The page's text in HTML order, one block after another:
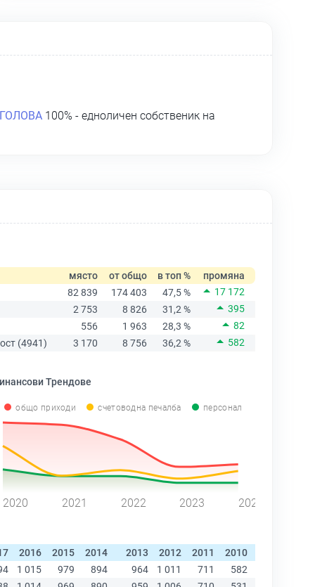
100% - едноличен собственик на
място от общо в топ %
промяна
82 839
174 403 47,5 %
17 172
2 753
8 826 31,2 %
395
556
1 963 28,3 %
82
(4941)
3 170 8 756 36,2 % 582
Трендове
общо приходи счетоводна печалба персонал
2020 2021 2022 2023 2024
2016 2015 2014 2013 2012 2011 2010